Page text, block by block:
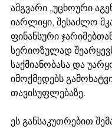
ამგვარი „უცხოური
იარლიყი, შესაძლო
ფინანსური
სერიოზულად
საქმიანობასა და
იმოქმედებს
თავისუფლებაზე.
ეს განსაკუთრებით